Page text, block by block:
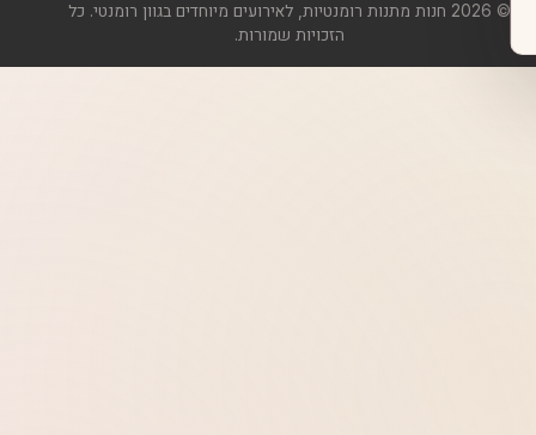
© 2026 חנות מתנות רומנטיות, לאירועים מיוחדים בגוון רומנטי. כל
הזכויות שמורות.